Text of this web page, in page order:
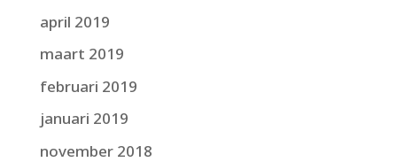
april 2019
maart 2019
februari 2019
januari 2019
november 2018